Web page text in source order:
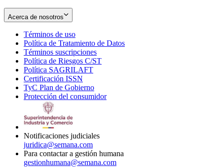
Acerca de nosotros
Términos de uso
in
new
window
Política de Tratamiento de Datos
Términos suscripciones
in
Política de Riesgos C/ST
Política SAGRILAFT
new
window
Certificación ISSN
in
new
TyC Plan de Gobierno
in
Protección del consumidorOpens
Notificaciones judiciales
juridica@semana.com
Para contactar a gestión humana
gestionhumana@semana.com